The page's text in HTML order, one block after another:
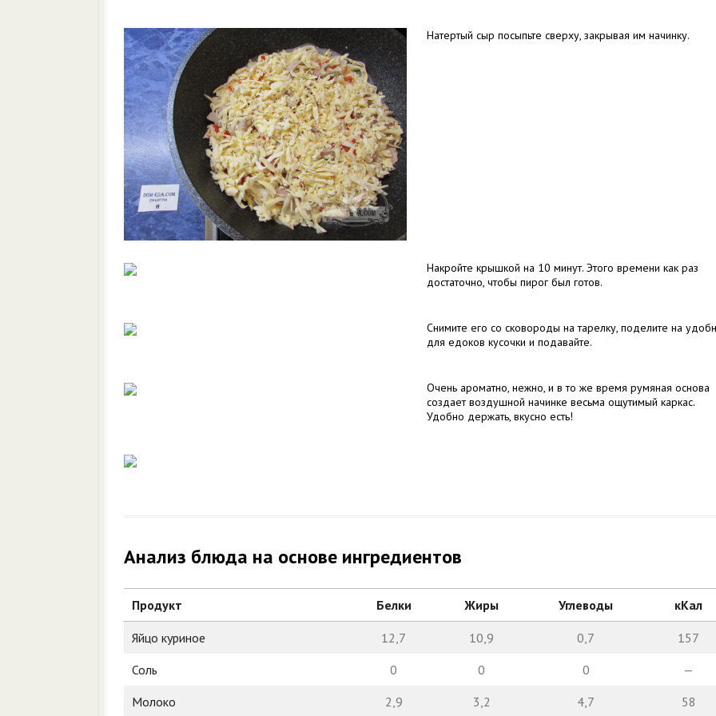
Натертый сыр посыпьте сверху, закрывая им начинку.
Накройте крышкой на 10 минут. Этого времени как раз
достаточно, чтобы пирог был готов.
Снимите его со сковороды на тарелку, поделите на
для едоков кусочки и подавайте.
Очень ароматно, нежно, и в то же время румяная основа
создает воздушной начинке весьма ощутимый каркас.
Удобно держать, вкусно есть!
Анализ блюда на основе ингредиентов
Продукт Белки Жиры Углеводы кКал
Яйцо куриное 12,7 10,9 0,7
157
Соль
0 0 0
—
Молоко
2,9 3,2 4,7 58